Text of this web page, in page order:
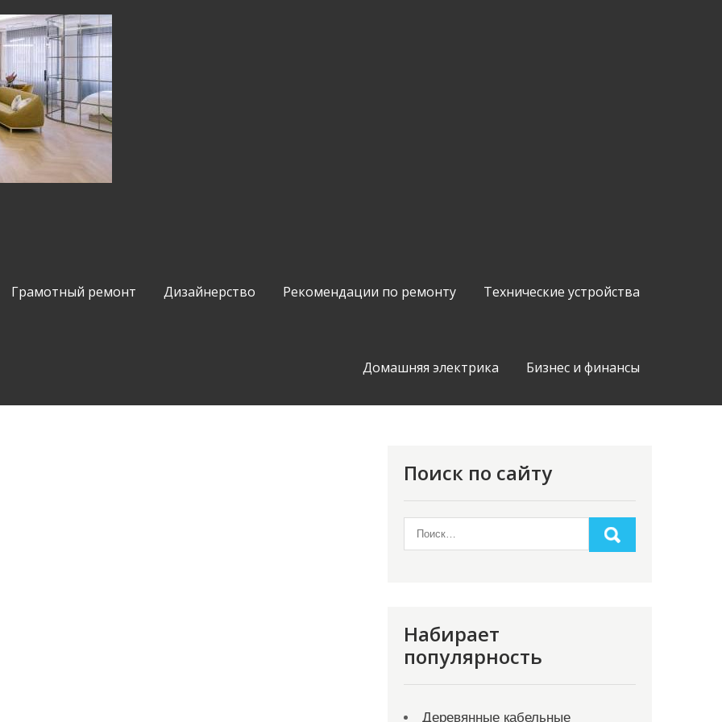
Грамотный ремонт Дизайнерство Рекомендации по ремонту Технические устройства
Домашняя электрика Бизнес и финансы
Поиск по сайту
Набирает
популярность
Деревянные кабельные